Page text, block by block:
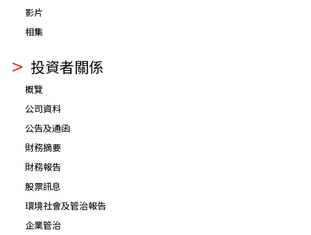
影片
相集
投資者關係
概覽
公司資料
公告及通函
財務摘要
財務報告
股票訊息
環境社會及管治報告
企業管治